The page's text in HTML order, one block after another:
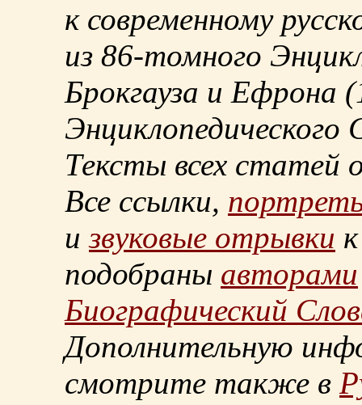
к современному
из 86-томного
Брокгауза и Ефрона
Энциклопедического
Тексты всех статей
Все ссылки,
извуковые отрывки
подобраны авторами
Биографический
Дополнительную
смотрите также в